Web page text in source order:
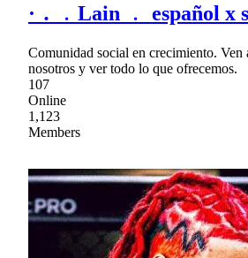
· ․ ﹒Lain ﹒ español x
Comunidad social en crecimiento. Ven
nosotros y ver todo lo que ofrecemos.
107
Online
1,123
Members